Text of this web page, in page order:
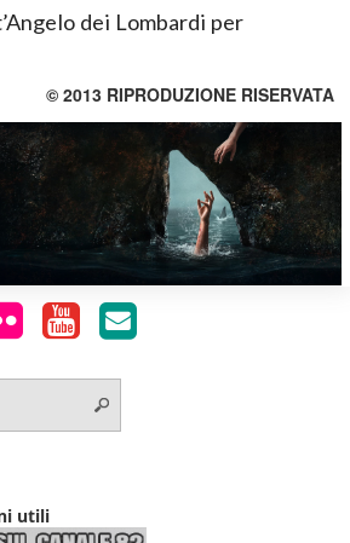
dei Lombardi per
© 2013 RIPRODUZIONE RISERVATA
utili